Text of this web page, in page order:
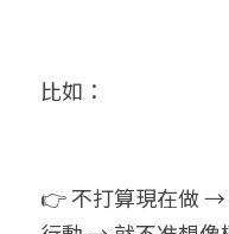
比如：
👉 不打算現在做